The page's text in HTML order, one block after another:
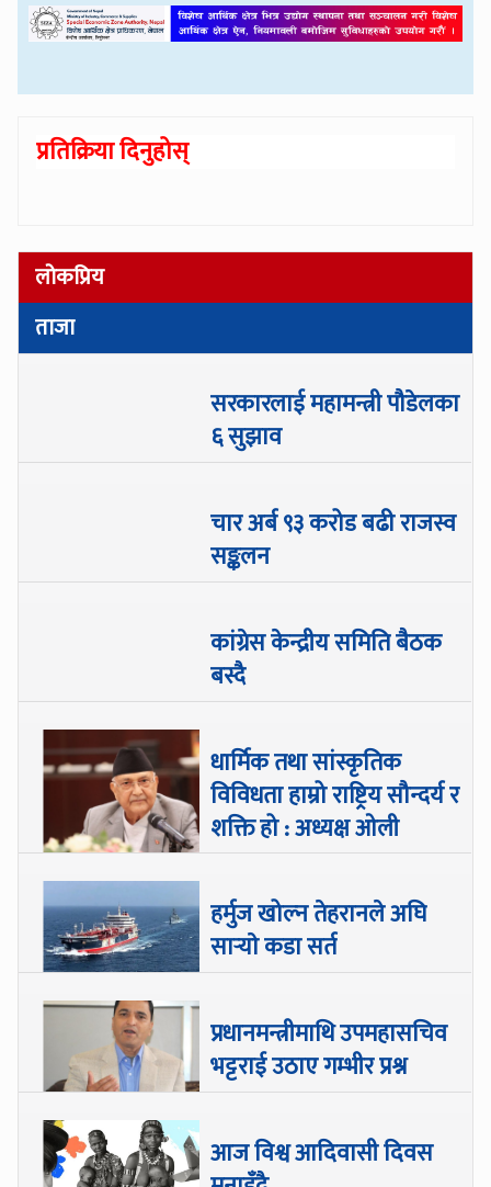
प्रतिक्रिया दिनुहोस्
लोकप्रिय
ताजा
सरकारलाई महामन्त्री पौडेलका
६ सुझाव
चार अर्ब ९३ करोड बढी राजस्व
सङ्कलन
कांग्रेस केन्द्रीय समिति बैठक
बस्दै
धार्मिक तथा सांस्कृतिक
विविधता हाम्रो राष्ट्रिय सौन्दर्य र
शक्ति हो : अध्यक्ष ओली
हर्मुज खोल्न तेहरानले अघि
सार्‍याे कडा सर्त
प्रधानमन्त्रीमाथि उपमहासचिव
भट्टराई उठाए गम्भीर प्रश्न
आज विश्व आदिवासी दिवस